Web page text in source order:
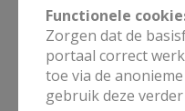
MIJN
AANMELDEN
in deze kerk, het adres
kerken in de buurt.
ALLE
Functionele
Zorgen dat de
portaal correct
toe via de
gebruik deze